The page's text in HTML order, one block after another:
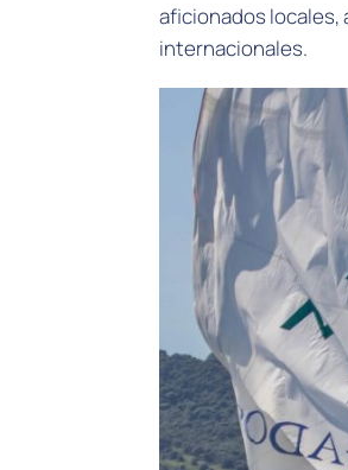
aficionados locales,
internacionales.